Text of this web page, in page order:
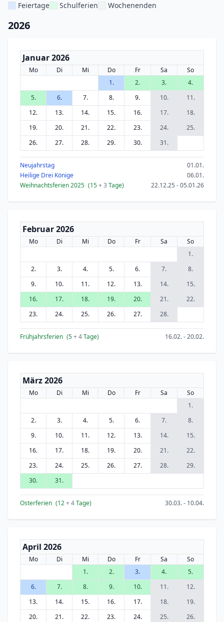
Feiertage Schulferien Wochenenden
2026
Januar 2026
Mo Di Mi Do Fr Sa
So
1.
2. 3.
4.
5.
6. 7. 8. 9. 10.
11.
12.
13. 14. 15. 16. 17.
18.
19.
20. 21. 22. 23. 24.
25.
26.
27. 28. 29. 30. 31.
Neujahrstag
01.01.
Heilige Drei Könige
06.01.
Weihnachtsferien 2025 (15+ 3 Tage) 22.12.25 - 05.01.26
Februar 2026
Mo Di Mi Do Fr Sa
So
1.
2.
3. 4. 5. 6. 7.
8.
9.
10. 11. 12. 13. 14.
15.
16.
17. 18. 19. 20. 21.
22.
23.
24. 25. 26. 27. 28.
Frühjahrsferien (5+ 4Tage) 16.02. - 20.02.
März 2026
Mo Di Mi Do Fr Sa
So
1.
2.
3. 4. 5. 6. 7.
8.
9.
10. 11. 12. 13. 14.
15.
16.
17. 18. 19. 20. 21.
22.
23.
24. 25. 26. 27. 28.
29.
30.
31.
Osterferien (12+ 4Tage) 30.03. - 10.04.
April 2026
Mo Di Mi Do Fr Sa
So
1.
2. 3. 4.
5.
6.
7. 8. 9. 10. 11.
12.
13.
14. 15. 16. 17. 18.
19.
20.
21. 22. 23. 24. 25.
26.